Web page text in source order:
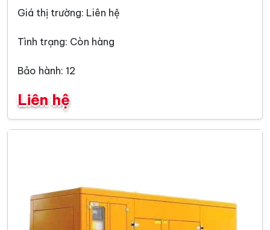
Giá thị trường: Liên hệ
Tình trạng: Còn hàng
Bảo hành: 12
Liên hệ